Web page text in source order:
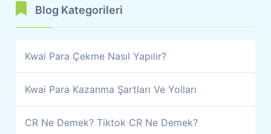
Blog Kategorileri
Kwai Para Çekme Nasıl Yapılır?
Kwai Para Kazanma Şartları Ve Yolları
CR Ne Demek? Tiktok CR Ne Demek?